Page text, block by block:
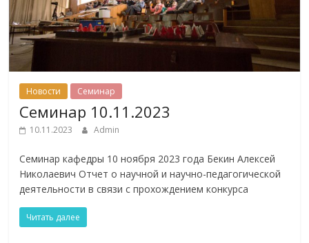
Новости Семинар
Семинар 10.11.2023
10.11.2023 Admin
Семинар кафедры 10 ноября 2023 года Бекин Алексей
Николаевич Отчет о научной и научно-педагогической
деятельности в связи с прохождением конкурса
Читать далее